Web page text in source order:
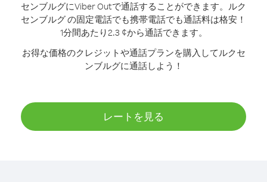
センブルグにViber Outで通話することができます。 ルク
センブルグ の固定電話でも携帯電話でも通話料は格安！
1分間あたり2.3 ¢から通話できます。
お得な価格のクレジットや通話プランを購入してルクセ
ンブルグに通話しよう！
レートを見る